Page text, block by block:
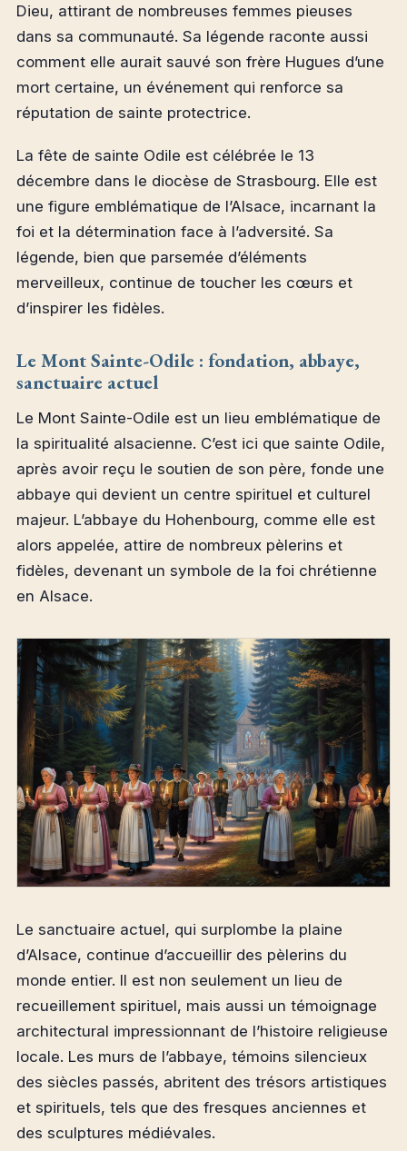
Dieu, attirant de nombreuses femmes pieuses
dans sa communauté. Sa légende raconte aussi
comment elle aurait sauvé son frère Hugues d’une
mort certaine, un événement qui renforce sa
réputation de sainte protectrice.
La fête de sainte Odile est célébrée le 13
décembre dans le diocèse de Strasbourg. Elle est
une figure emblématique de l’Alsace, incarnant la
foi et la détermination face à l’adversité. Sa
légende, bien que parsemée d’éléments
merveilleux, continue de toucher les cœurs et
d’inspirer les fidèles.
Le Mont Sainte-Odile : fondation, abbaye,
sanctuaire actuel
Le Mont Sainte-Odile est un lieu emblématique de
la spiritualité alsacienne. C’est ici que sainte Odile,
après avoir reçu le soutien de son père, fonde une
abbaye qui devient un centre spirituel et culturel
majeur. L’abbaye du Hohenbourg, comme elle est
alors appelée, attire de nombreux pèlerins et
fidèles, devenant un symbole de la foi chrétienne
en Alsace.
Le sanctuaire actuel, qui surplombe la plaine
d’Alsace, continue d’accueillir des pèlerins du
monde entier. Il est non seulement un lieu de
recueillement spirituel, mais aussi un témoignage
architectural impressionnant de l’histoire religieuse
locale. Les murs de l’abbaye, témoins silencieux
des siècles passés, abritent des trésors artistiques
et spirituels, tels que des fresques anciennes et
des sculptures médiévales.